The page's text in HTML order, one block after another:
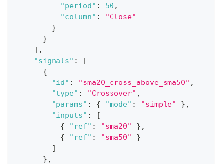
"period" : 50 ,
"column" :
"Close"
}
}
] ,
"signals" :
[
{
"id" : "sma20_cross_above_sma50" ,
"type" : "Crossover" ,
"params" : { "mode" : "simple" } ,
"inputs" :
[
{
"ref" : "sma20" } ,
{
"ref" : "sma50"
}
]
} ,